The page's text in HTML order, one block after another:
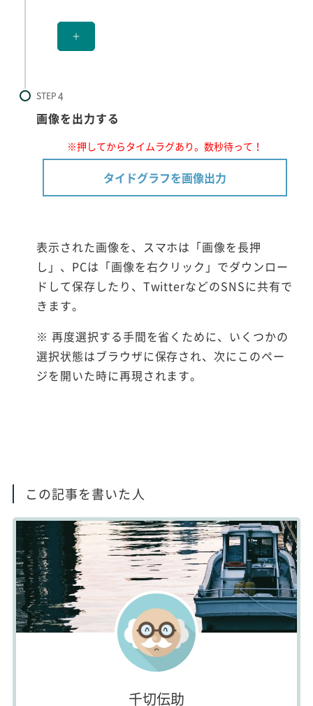
＋
STEP
画像を出力する
※押してからタイムラグあり。数秒待って！
タイドグラフを画像出力
表示された画像を、スマホは「画像を長押
し」、PCは「画像を右クリック」でダウンロー
ドして保存したり、TwitterなどのSNSに共有で
きます。
※ 再度選択する手間を省くために、いくつかの
選択状態はブラウザに保存され、次にこのペー
ジを開いた時に再現されます。
この記事を書いた人
千切伝助